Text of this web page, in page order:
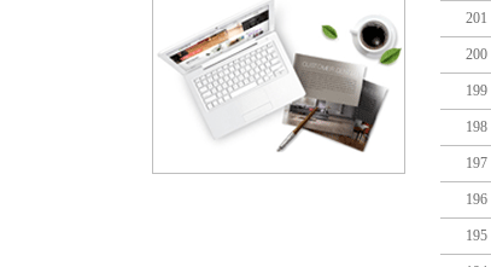
201
200
199
198
197
196
195